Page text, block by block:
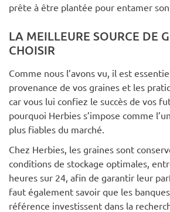
prête à être plantée pour entamer son
LA MEILLEURE SOURCE DE
CHOISIR
Comme nous l’avons vu, il est
provenance de vos graines et les
car vous lui confiez le succès de vos
pourquoi Herbies s’impose comme
plus fiables du marché.
Chez Herbies, les graines sont
conditions de stockage optimales,
heures sur 24, afin de garantir leur
faut également savoir que les
référence investissent dans la